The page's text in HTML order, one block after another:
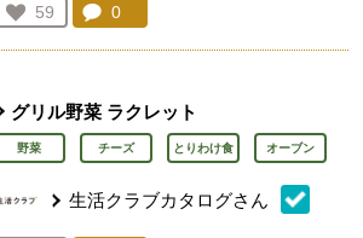
お気に入り登録：
59
人が登録
コメント：
0
グリル野菜 ラクレット
野菜 チーズ とりわけ食 オーブン
生活クラブカタログさん